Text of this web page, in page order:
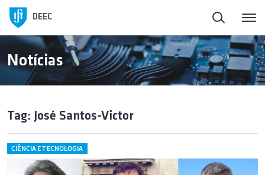
DEEC
Notícias
Tag: José Santos-Victor
CIÊNCIA E TECNOLOGIA